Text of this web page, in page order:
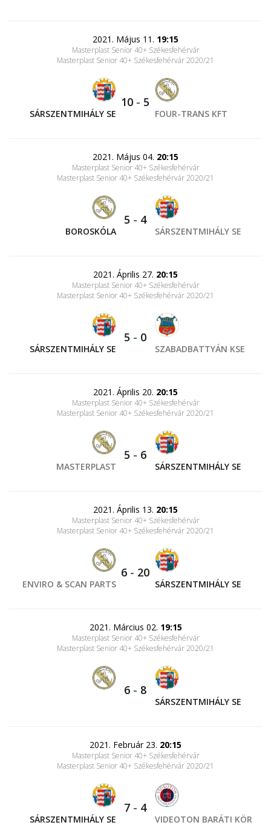
2021. Május 11. 19:15
Masterplast Senior 40+ Székesfehérvár
Masterplast Senior 40+ Székesfehérvár 2020/21
SÁRSZENTMIHÁLY SE
10 - 5
FOUR-TRANS KFT
2021. Május 04. 20:15
Masterplast Senior 40+ Székesfehérvár
Masterplast Senior 40+ Székesfehérvár 2020/21
BOROSKÓLA
5 - 4
SÁRSZENTMIHÁLY SE
2021. Április 27. 20:15
Masterplast Senior 40+ Székesfehérvár
Masterplast Senior 40+ Székesfehérvár 2020/21
SÁRSZENTMIHÁLY SE
5 - 0
SZABADBATTYÁN KSE
2021. Április 20. 20:15
Masterplast Senior 40+ Székesfehérvár
Masterplast Senior 40+ Székesfehérvár 2020/21
MASTERPLAST
5 - 6
SÁRSZENTMIHÁLY SE
2021. Április 13. 20:15
Masterplast Senior 40+ Székesfehérvár
Masterplast Senior 40+ Székesfehérvár 2020/21
ENVIRO & SCAN PARTS
6 - 20
SÁRSZENTMIHÁLY SE
2021. Március 02. 19:15
Masterplast Senior 40+ Székesfehérvár
Masterplast Senior 40+ Székesfehérvár 2020/21
6 - 8
SÁRSZENTMIHÁLY SE
2021. Február 23. 20:15
Masterplast Senior 40+ Székesfehérvár
Masterplast Senior 40+ Székesfehérvár 2020/21
SÁRSZENTMIHÁLY SE
7 - 4
VIDEOTON BARÁTI KÖR